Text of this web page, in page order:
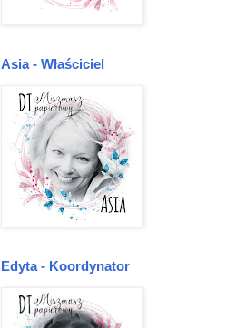
Asia - Właściciel
Edyta - Koordynator